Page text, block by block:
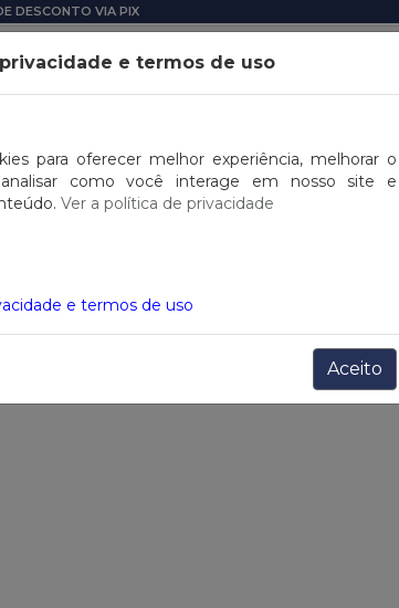
DESCONTO VIA PIX
e termos de uso
para oferecer melhor experiência, melhorar o
analisar como você interage em nosso site e
Ver a política de privacidade
e termos de uso
Aceito